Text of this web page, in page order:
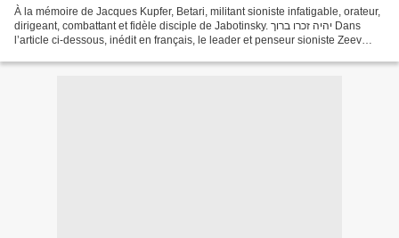
À la mémoire de Jacques Kupfer, Betari, militant sioniste infatigable, orateur,
dirigeant, combattant et fidèle disciple de Jabotinsky. יהיה זכרו ברוך Dans
l’article ci-dessous, inédit en français, le leader et penseur sioniste Zeev